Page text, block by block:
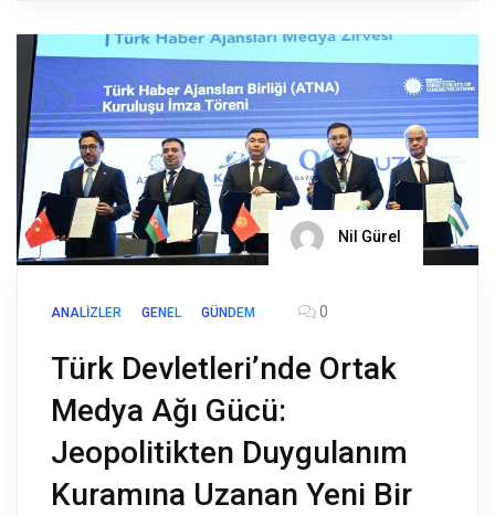
Nil Gürel
ANALIZLER GENEL GÜNDEM 0
Türk Devletleri’nde Ortak
Medya Ağı Gücü:
Jeopolitikten Duygulanım
Kuramına Uzanan Yeni Bir